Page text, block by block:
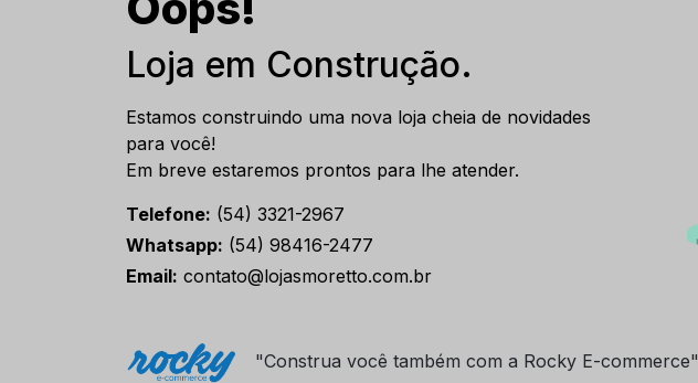
Loja em Construção.
Estamos construindo uma nova loja cheia de novidades
para você!
Em breve estaremos prontos para lhe atender.
Telefone: (54) 3321-2967
Whatsapp: (54) 98416-2477
Email: contato@lojasmoretto.com.br
"Construa você também com a Rocky E-commerce"